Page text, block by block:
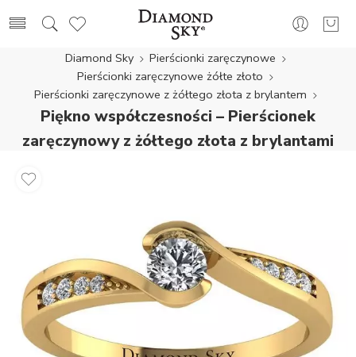
Diamond Sky
Pierścionki zaręczynowe
Pierścionki zaręczynowe żółte złoto
Pierścionki zaręczynowe z żółtego złota z brylantem
Piękno współczesności – Pierścionek
zaręczynowy z żółtego złota z brylantami